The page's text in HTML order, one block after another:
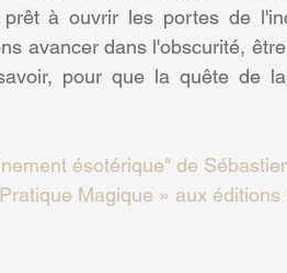
à ouvrir les portes de
avancer dans l'obscurité,
pour que la quête de
ésotérique" de
Magique » aux éditions